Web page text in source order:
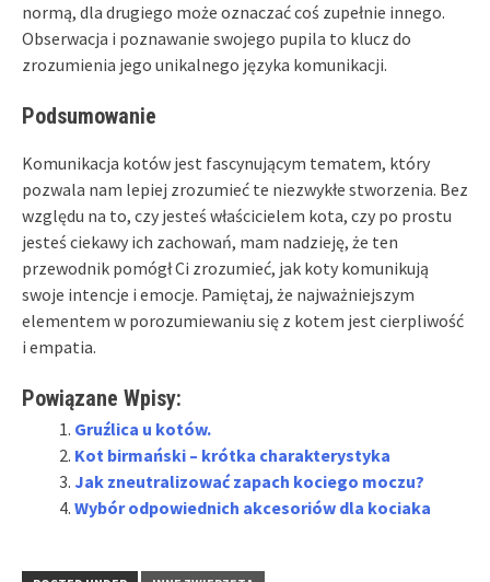
normą, dla drugiego może oznaczać coś zupełnie innego.
Obserwacja i poznawanie swojego pupila to klucz do
zrozumienia jego unikalnego języka komunikacji.
Podsumowanie
Komunikacja kotów jest fascynującym tematem, który
pozwala nam lepiej zrozumieć te niezwykłe stworzenia. Bez
względu na to, czy jesteś właścicielem kota, czy po prostu
jesteś ciekawy ich zachowań, mam nadzieję, że ten
przewodnik pomógł Ci zrozumieć, jak koty komunikują
swoje intencje i emocje. Pamiętaj, że najważniejszym
elementem w porozumiewaniu się z kotem jest cierpliwość
i empatia.
Powiązane Wpisy:
Gruźlica u kotów.
Kot birmański – krótka charakterystyka
Jak zneutralizować zapach kociego moczu?
Wybór odpowiednich akcesoriów dla kociaka